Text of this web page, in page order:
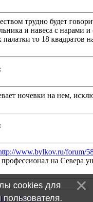
трудно будет
и навеса с нарами
то 18 квадратов
ночевки на нем,
www.bylkov.ru/forum/
на Севера
11 … 14 15 »
cookies для